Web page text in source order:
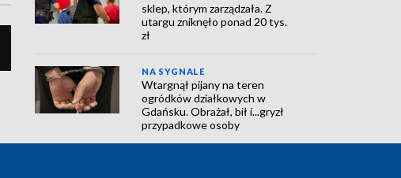
sklep, którym zarządzała. Z
utargu zniknęło ponad 20 tys.
zł
NA SYGNALE
Wtargnął pijany na teren
ogródków działkowych w
Gdańsku. Obrażał, bił i...gryzł
przypadkowe osoby